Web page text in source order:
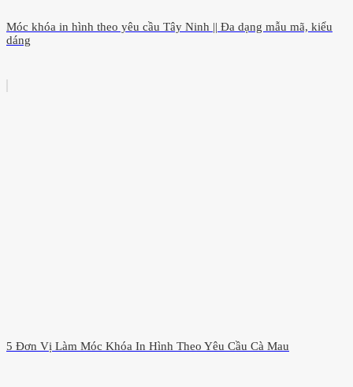
Móc khóa in hình theo yêu cầu Tây Ninh || Đa dạng mẫu mã, kiểu
dáng
5 Đơn Vị Làm Móc Khóa In Hình Theo Yêu Cầu Cà Mau